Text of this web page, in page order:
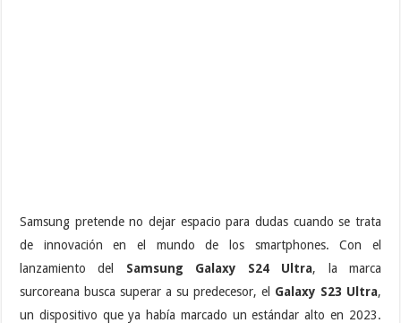
Samsung pretende no dejar espacio para dudas cuando se trata
de innovación en el mundo de los smartphones. Con el
lanzamiento del Samsung Galaxy S24 Ultra, la marca
surcoreana busca superar a su predecesor, el Galaxy S23 Ultra,
un dispositivo que ya había marcado un estándar alto en 2023.